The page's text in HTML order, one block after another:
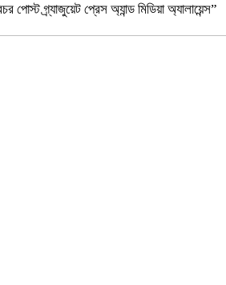
পোস্ট গ্র্যাজুয়েট প্রেস অ্যান্ড মিডিয়া অ্যালায়েন্স”